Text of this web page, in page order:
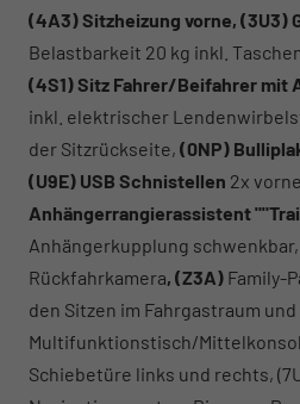
(4A3) Sitzheizung vorne, (3U3)
Belastbarkeit 20 kg inkl.
(4S1) Sitz Fahrer/Beifahrer mit
inkl. elektrischer
der Sitzrückseite, (0NP)
(U9E) USB Schnistellen 2x
Anhängerrangierassistent
Anhängerkupplung schwenkbar,
Rückfahrkamera, (Z3A) Family-
den Sitzen im Fahrgastraum
Multifunktionstisch/
Schiebetüre links und rechts,